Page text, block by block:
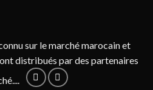
sur le marché marocain et
distribués par des partenaires